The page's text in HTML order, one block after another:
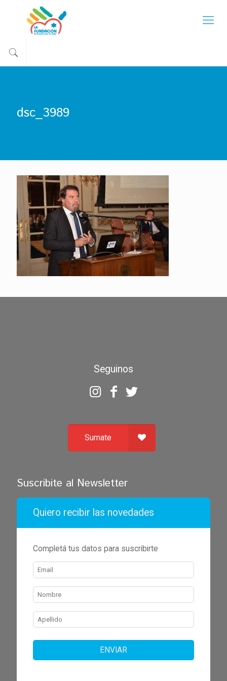
dsc_3989
Seguinos
Sumate
Suscribite al Newsletter
Quiero recibir las novedades
Completá tus datos para suscribirte
ENVIAR